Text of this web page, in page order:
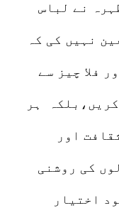
نے لباس
نہیں کی کہ
فلا چیز سے
ہر
اور
کی روشنی
اختیار